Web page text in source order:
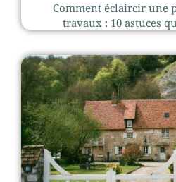
Comment éclaircir une
travaux : 10 astuces